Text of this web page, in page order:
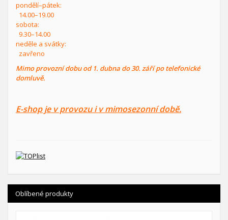
pondělí–pátek:
14.00–19.00
sobota:
9.30–14.00
neděle a svátky:
zavřeno
Mimo provozní dobu od 1. dubna do 30. září po telefonické
domluvě.
E-shop je v provozu i v mimosezonní době.
Oblíbené produkty